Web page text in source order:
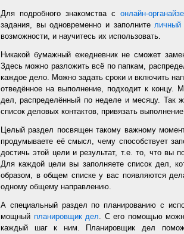
Для подробного знакомства с онлайн-
задания, вы одновременно и заполнителичный
возможности, и научитесь их использовать.
Никакой бумажный ежедневник не сможет
Здесь можно разложить всё по папкам,
каждое дело. Можно задать сроки и включить
отведённое на выполнение, подходит к концу.
дел, распределённый по неделе и месяцу. Так
список деловых контактов, привязать
Целый раздел посвящен такому важному
продумываете её смысл, чему способствует
достичь этой цели и результат, т.е. то, что вы
Для каждой цели вы заполняете список дел,
образом, в общем списке у вас появляются
одному общему направлению.
А специальный раздел по планированию с
мощный планировщик дел. С его помощью
каждый шаг к ним. Планировщик дел